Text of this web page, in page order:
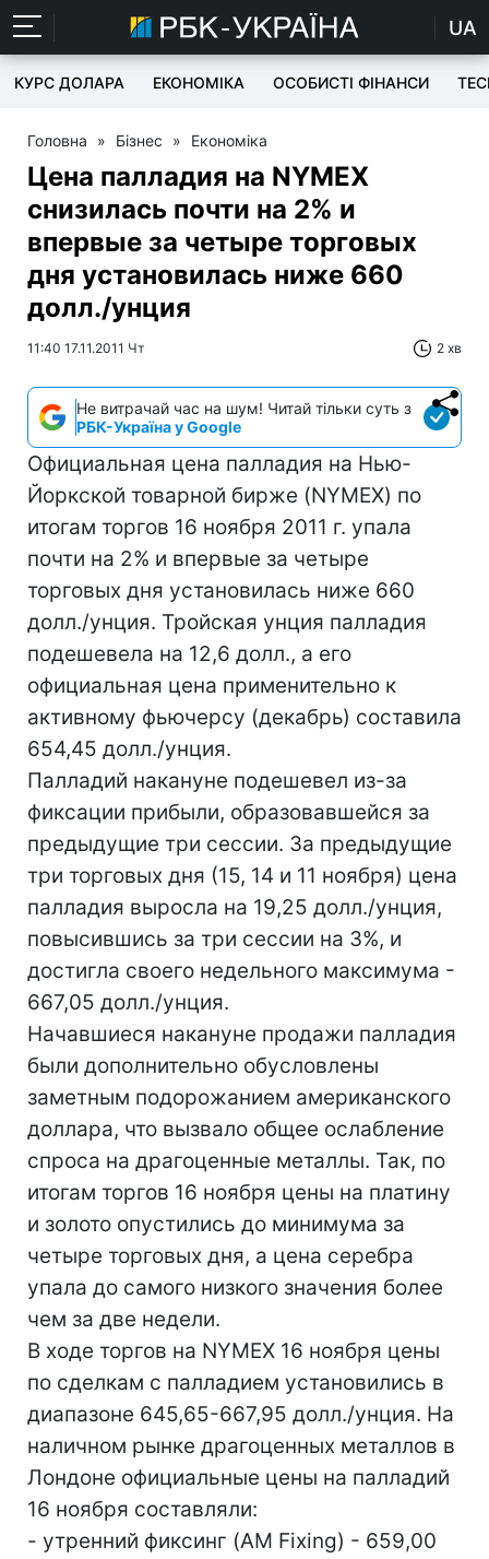
UA
КУРС ДОЛАРА ЕКОНОМІКА ОСОБИСТІ ФІНАНСИ
Головна » Бізнес » Економіка
Цена палладия на NYMEX
снизилась почти на 2% и
впервые за четыре торговых
дня установилась ниже 660
долл./унция
11:40 17.11.2011 Чт 2 хв
Не витрачай час на шум! Читай тільки суть з
РБК-Україна у Google
Официальная цена палладия на Нью-
Йоркской товарной бирже (NYMEX) по
итогам торгов 16 ноября 2011 г. упала
почти на 2% и впервые за четыре
торговых дня установилась ниже 660
долл./унция. Тройская унция палладия
подешевела на 12,6 долл., а его
официальная цена применительно к
активному фьючерсу (декабрь) составила
654,45 долл./унция.
Палладий накануне подешевел из-за
фиксации прибыли, образовавшейся за
предыдущие три сессии. За предыдущие
три торговых дня (15, 14 и 11 ноября) цена
палладия выросла на 19,25 долл./унция,
повысившись за три сессии на 3%, и
достигла своего недельного максимума -
667,05 долл./унция.
Начавшиеся накануне продажи палладия
были дополнительно обусловлены
заметным подорожанием американского
доллара, что вызвало общее ослабление
спроса на драгоценные металлы. Так, по
итогам торгов 16 ноября цены на платину
и золото опустились до минимума за
четыре торговых дня, а цена серебра
упала до самого низкого значения более
чем за две недели.
В ходе торгов на NYMEX 16 ноября цены
по сделкам с палладием установились в
диапазоне 645,65-667,95 долл./унция. На
наличном рынке драгоценных металлов в
Лондоне официальные цены на палладий
16 ноября составляли:
- утренний фиксинг (AM Fixing) - 659,00